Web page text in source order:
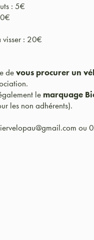
: 5€
visser : 20€
devous procurer un
le marquage
les non adhérents).